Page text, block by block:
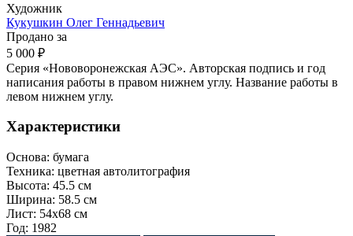
Художник
Кукушкин Олег Геннадьевич
Продано за
5 000 ₽
Серия «Нововоронежская АЭС». Авторская подпись и год
написания работы в правом нижнем углу. Название работы в
левом нижнем углу.
Характеристики
Основа: бумага
Техника: цветная автолитография
Высота: 45.5 см
Ширина: 58.5 см
Лист: 54х68 см
Год: 1982